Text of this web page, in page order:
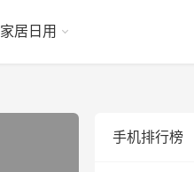
家居日用
手机排行榜